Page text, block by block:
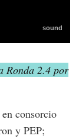
Ronda 2.4 por
consorcio
y PEP;